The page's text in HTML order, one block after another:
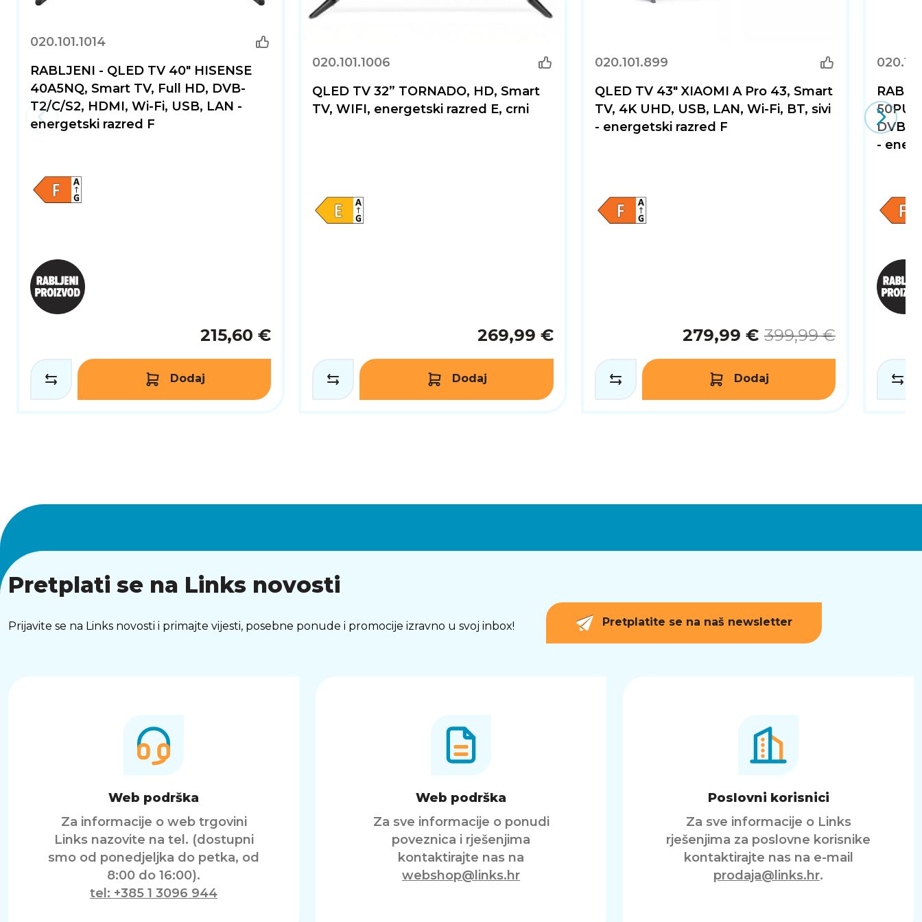
020.101.1014
RABLJENI - QLED TV 40" HISENSE
40A5NQ, Smart TV, Full HD, DVB-
T2/C/S2, HDMI, Wi-Fi, USB, LAN -
energetski razred F
215,60 €
Dodaj
020.101.1006
QLED TV 32” TORNADO, HD, Smart
TV, WIFI, energetski razred E, crni
269,99 €
Dodaj
020.101.899
QLED TV 43" XIAOMI A Pro 43, Smart
TV, 4K UHD, USB, LAN, Wi-Fi, BT, sivi
- energetski razred F
279,99 € 399,99 €
Dodaj
DVB-
-
Pretplati se na Links novosti
Prijavite se na Links novosti i primajte vijesti, posebne ponude i promocije izravno u svoj inbox! Pretplatite se na naš newsletter
Web podrška
Za informacije o web trgovini
Links nazovite na tel. (dostupni
smo od ponedjeljka do petka, od
8:00 do 16:00).
tel: +385 1 3096 944
Web podrška
Za sve informacije o ponudi
poveznica i rješenjima
kontaktirajte nas na
webshop@links.hr
Poslovni korisnici
Za sve informacije o Links
rješenjima za poslovne korisnike
kontaktirajte nas na e-mail
prodaja@links.hr.